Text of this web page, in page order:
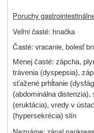
Poruchy
Veľmi časté: hnačka
Časté: vracanie, bolesť
Menej časté: zápcha,
trávenia (dyspepsia),
sťažené prhĺtanie
(abdominálna
(eruktácia), vredy v
(hypersekrécia) slín